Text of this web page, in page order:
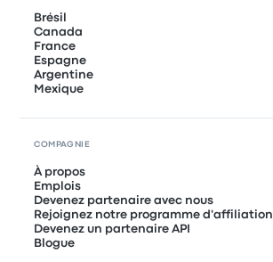
Brésil
Canada
France
Espagne
Argentine
Mexique
COMPAGNIE
À propos
Emplois
Devenez partenaire avec nous
Rejoignez notre programme d'affiliation
Devenez un partenaire API
Blogue